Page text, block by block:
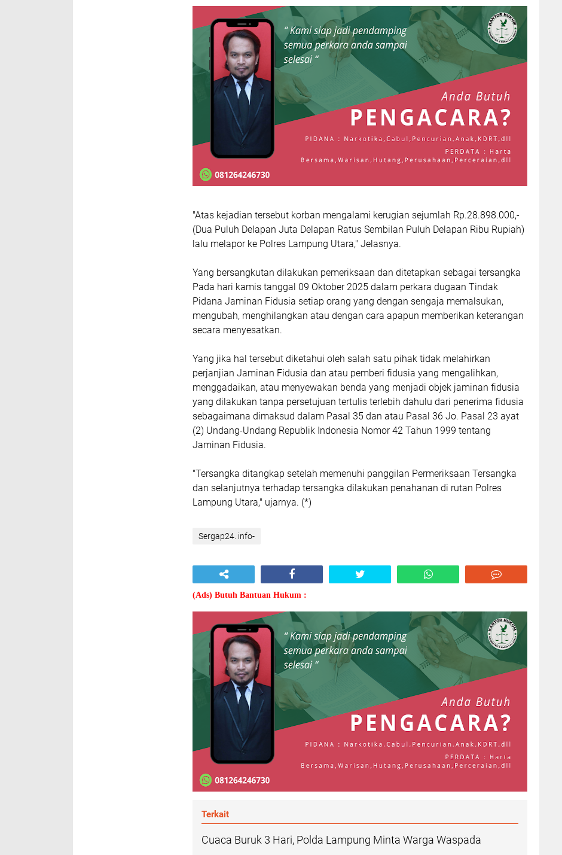
"Atas kejadian tersebut korban mengalami kerugian sejumlah Rp.28.898.000,-
(Dua Puluh Delapan Juta Delapan Ratus Sembilan Puluh Delapan Ribu Rupiah)
lalu melapor ke Polres Lampung Utara," Jelasnya.
Yang bersangkutan dilakukan pemeriksaan dan ditetapkan sebagai tersangka
Pada hari kamis tanggal 09 Oktober 2025 dalam perkara dugaan Tindak
Pidana Jaminan Fidusia setiap orang yang dengan sengaja memalsukan,
mengubah, menghilangkan atau dengan cara apapun memberikan keterangan
secara menyesatkan.
Yang jika hal tersebut diketahui oleh salah satu pihak tidak melahirkan
perjanjian Jaminan Fidusia dan atau pemberi fidusia yang mengalihkan,
menggadaikan, atau menyewakan benda yang menjadi objek jaminan fidusia
yang dilakukan tanpa persetujuan tertulis terlebih dahulu dari penerima fidusia
sebagaimana dimaksud dalam Pasal 35 dan atau Pasal 36 Jo. Pasal 23 ayat
(2) Undang-Undang Republik Indonesia Nomor 42 Tahun 1999 tentang
Jaminan Fidusia.
"Tersangka ditangkap setelah memenuhi panggilan Permeriksaan Tersangka
dan selanjutnya terhadap tersangka dilakukan penahanan di rutan Polres
Lampung Utara," ujarnya. (*)
Sergap24. info-
(Ads) Butuh Bantuan Hukum :
Terkait
Cuaca Buruk 3 Hari, Polda Lampung Minta Warga Waspada